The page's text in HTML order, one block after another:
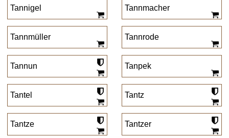
Tannigel Tannmacher
Tannmüller Tannrode
Tannun Tanpek
Tantel Tantz
Tantze Tantzer